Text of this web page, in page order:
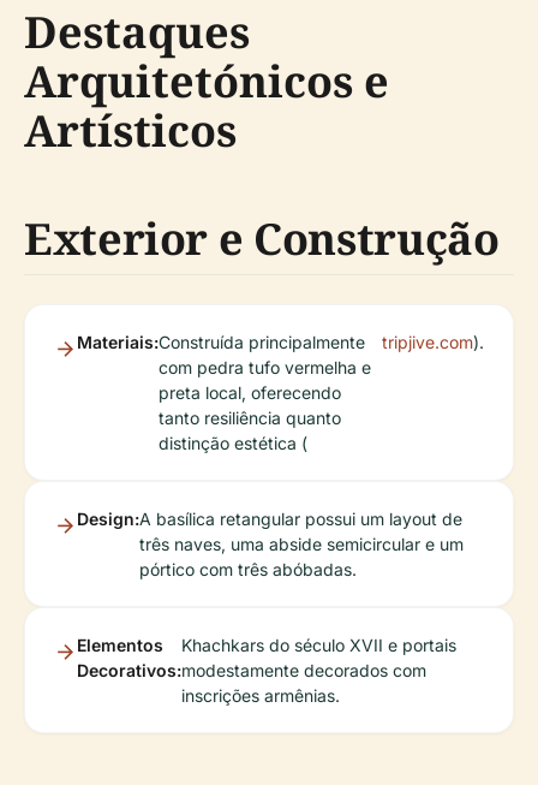
Destaques
Arquitetónicos e
Artísticos
Exterior e Construção
Materiais:Construída principalmente
com pedra tufo vermelha e
preta local, oferecendo
tanto resiliência quanto
distinção estética (
tripjive.com).
Design:A basílica retangular possui um layout de
três naves, uma abside semicircular e um
pórtico com três abóbadas.
Elementos
Decorativos:
Khachkars do século XVII e portais
modestamente decorados com
inscrições armênias.